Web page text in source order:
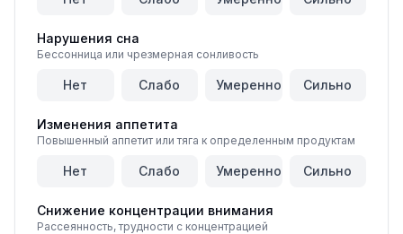
Нарушения сна
Бессонница или чрезмерная сонливость
Нет Слабо Умеренно Сильно
Изменения аппетита
Повышенный аппетит или тяга к определенным продуктам
Нет Слабо Умеренно Сильно
Снижение концентрации внимания
Рассеянность, трудности с концентрацией